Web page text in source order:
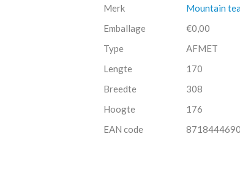
Merk
Mountain tea
Emballage
€0,00
Type
AFMET
Lengte
170
Breedte
308
Hoogte
176
EAN code